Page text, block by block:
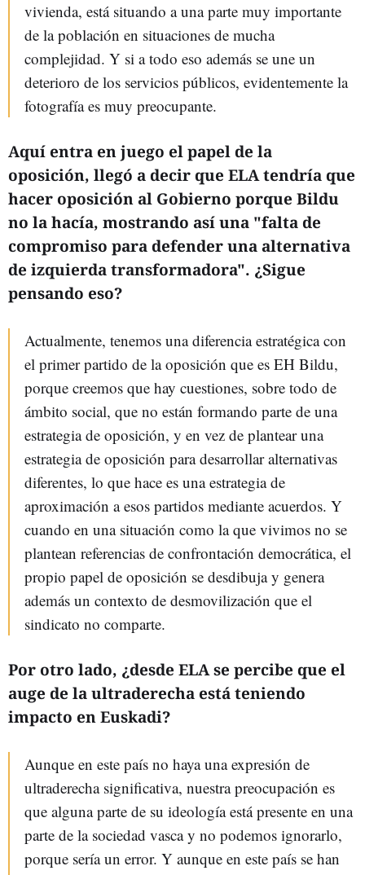
vivienda, está situando a una parte muy importante
de la población en situaciones de mucha
complejidad. Y si a todo eso además se une un
deterioro de los servicios públicos, evidentemente la
fotografía es muy preocupante.
Aquí entra en juego el papel de la
oposición, llegó a decir que ELA tendría que
hacer oposición al Gobierno porque Bildu
no la hacía, mostrando así una "falta de
compromiso para defender una alternativa
de izquierda transformadora". ¿Sigue
pensando eso?
Actualmente, tenemos una diferencia estratégica con
el primer partido de la oposición que es EH Bildu,
porque creemos que hay cuestiones, sobre todo de
ámbito social, que no están formando parte de una
estrategia de oposición, y en vez de plantear una
estrategia de oposición para desarrollar alternativas
diferentes, lo que hace es una estrategia de
aproximación a esos partidos mediante acuerdos. Y
cuando en una situación como la que vivimos no se
plantean referencias de confrontación democrática, el
propio papel de oposición se desdibuja y genera
además un contexto de desmovilización que el
sindicato no comparte.
Por otro lado, ¿desde ELA se percibe que el
auge de la ultraderecha está teniendo
impacto en Euskadi?
Aunque en este país no haya una expresión de
ultraderecha significativa, nuestra preocupación es
que alguna parte de su ideología está presente en una
parte de la sociedad vasca y no podemos ignorarlo,
porque sería un error. Y aunque en este país se han